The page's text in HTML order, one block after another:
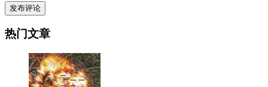
发布评论
热门文章